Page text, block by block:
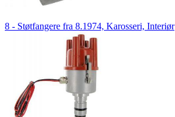
8 - Støtfangere fra 8.1974, Karosseri, Interiør